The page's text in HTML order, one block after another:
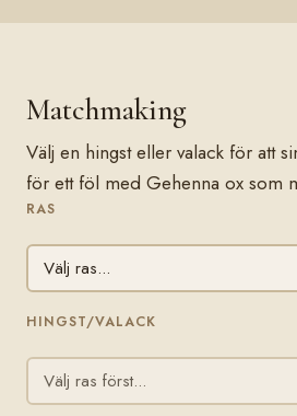
Matchmaking
Välj en hingst eller valack för att
för ett föl med Gehenna ox som
RAS
HINGST/VALACK